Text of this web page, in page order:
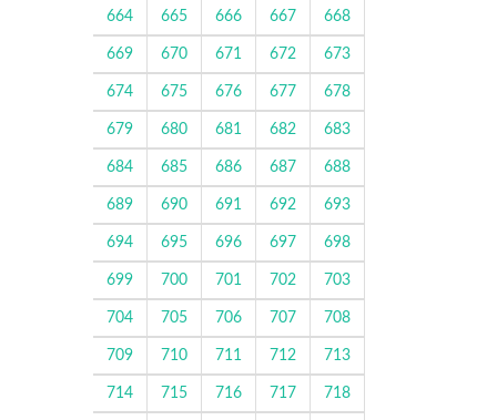
664 665 666 667 668
669 670 671 672 673
674 675 676 677 678
679 680 681 682 683
684 685 686 687 688
689 690 691 692 693
694 695 696 697 698
699 700 701 702 703
704 705 706 707 708
709 710 711 712 713
714 715 716 717 718